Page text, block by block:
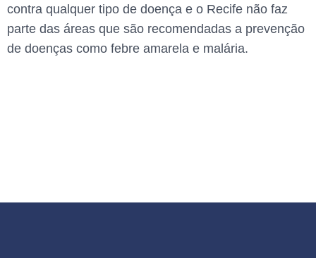
contra qualquer tipo de doença e o Recife não faz
parte das áreas que são recomendadas a prevenção
de doenças como febre amarela e malária.